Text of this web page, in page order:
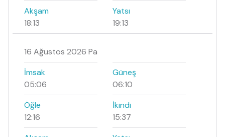
Akşam
18:13
Yatsı
19:13
16 Ağustos 2026 Pa
İmsak
05:06
Güneş
06:10
Öğle
12:16
İkindi
15:37